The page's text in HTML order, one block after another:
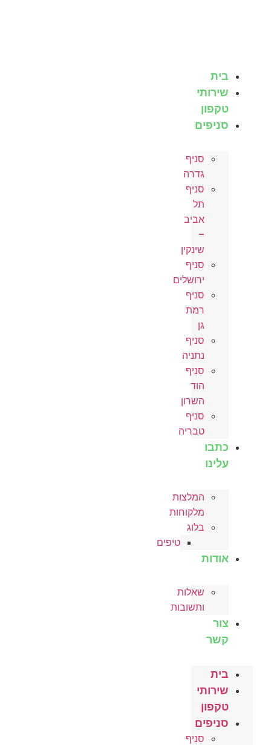
בית
שירותי
טקפון
סניפים
סניף
גדרה
סניף
תל
אביב
–
שינקין
סניף
ירושלים
סניף
רמת
גן
סניף
נתניה
סניף
הוד
השרון
סניף
טבריה
כתבו
עלינו
המלצות
מלקוחות
בלוג
טיפים
אודות
שאלות
ותשובות
צור
קשר
בית
שירותי
טקפון
סניפים
סניף